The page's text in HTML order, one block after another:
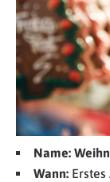
Name:
Wann: